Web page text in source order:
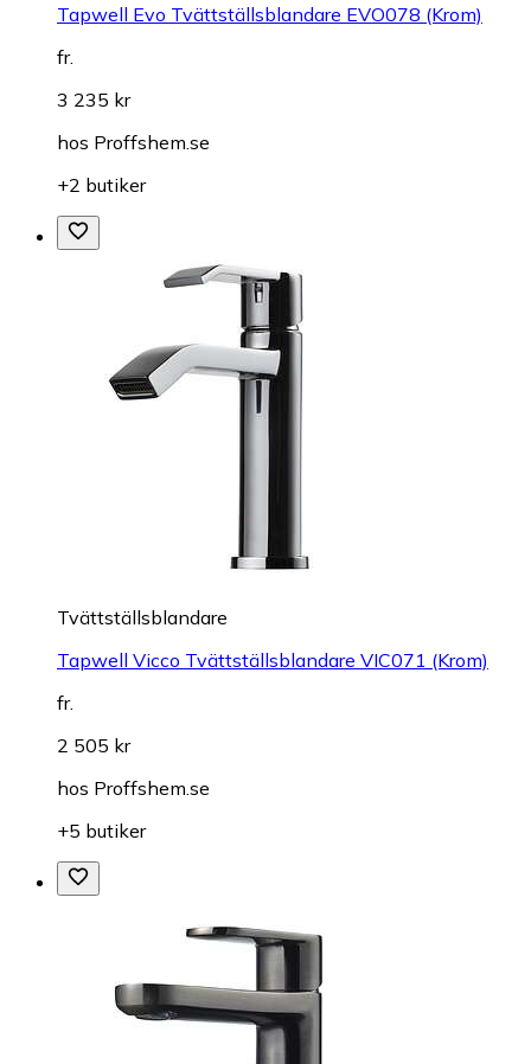
Tapwell Evo Tvättställsblandare EVO078 (Krom)
fr.
3 235 kr
hos Proffshem.se
+2 butiker
Tvättställsblandare
Tapwell Vicco Tvättställsblandare VIC071 (Krom)
fr.
2 505 kr
hos Proffshem.se
+5 butiker